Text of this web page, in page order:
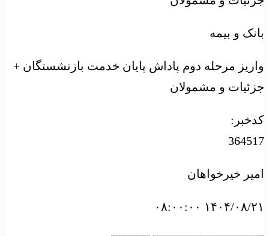
بانک و بیمه
واریز مرحله دوم پاداش پایان خدمت بازنشستگان +
جزئیات و مشمولان
کدخبر:
364517
امیر خیرخواهان
۱۴۰۴/۰۸/۲۱ ۰۸:۰۰:۰۰